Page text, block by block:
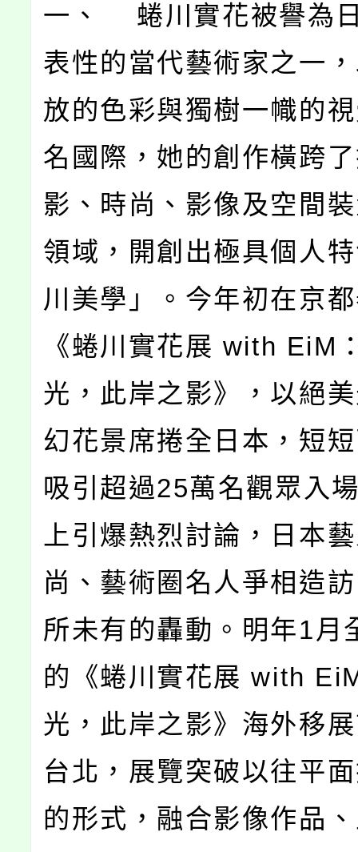
一、 蜷川實花被譽為
表性的當代藝術家之一
放的色彩與獨樹一幟的
名國際，她的創作橫跨
影、時尚、影像及空間
領域，開創出極具個人
川美學」。今年初在京
《蜷川實花展 with EiM
光，此岸之影》，以絕
幻花景席捲全日本，短
吸引超過25萬名觀眾入
上引爆熱烈討論，日本
尚、藝術圈名人爭相造
所未有的轟動。明年1月
的《蜷川實花展 with
光，此岸之影》海外移
台北，展覽突破以往平
的形式，融合影像作品